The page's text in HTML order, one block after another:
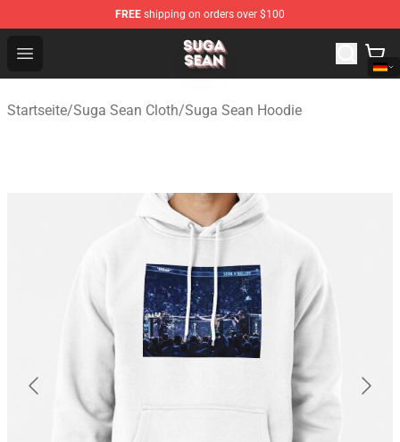
FREE shipping on orders over $100
Open menu
Suga Sean Shop - Official Suga Sean Merchandise Store
Startseite/Suga Sean Cloth/Suga Sean Hoodie